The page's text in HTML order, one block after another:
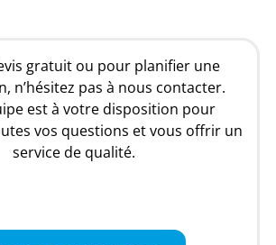
gratuit ou pour planifier une
n’hésitez pas à nous contacter.
est à votre disposition pour
vos questions et vous offrir un
service de qualité.